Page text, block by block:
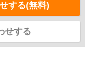
する(無料)
せする